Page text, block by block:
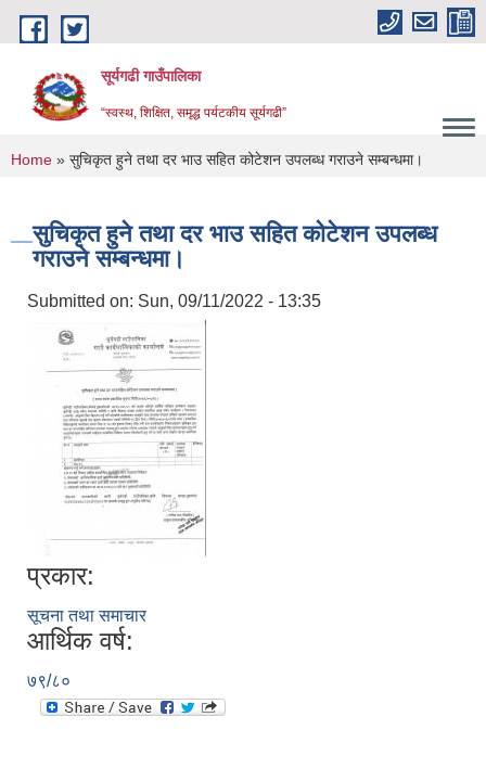
Skip to main content
सूर्यगढी गाउँपालिका
“स्वस्थ, शिक्षित, समृद्ध पर्यटकीय सूर्यगढी”
You are here
Home » सुचिकृत हुने तथा दर भाउ सहित कोटेशन उपलब्ध गराउने सम्बन्धमा।
सुचिकृत हुने तथा दर भाउ सहित कोटेशन उपलब्ध
गराउने सम्बन्धमा।
Submitted on: Sun, 09/11/2022 - 13:35
प्रकार:
सूचना तथा समाचार
आर्थिक वर्ष:
७९/८०